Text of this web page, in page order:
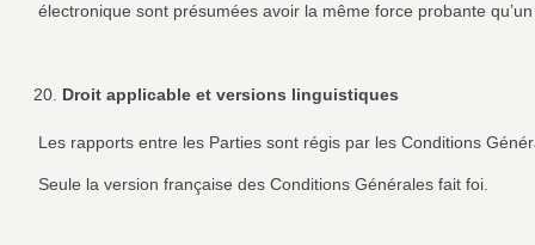
électronique sont présumées avoir la même force probante
Droit applicable et versions linguistiques
Les rapports entre les Parties sont régis par les Conditions
Seule la version française des Conditions Générales fait foi.